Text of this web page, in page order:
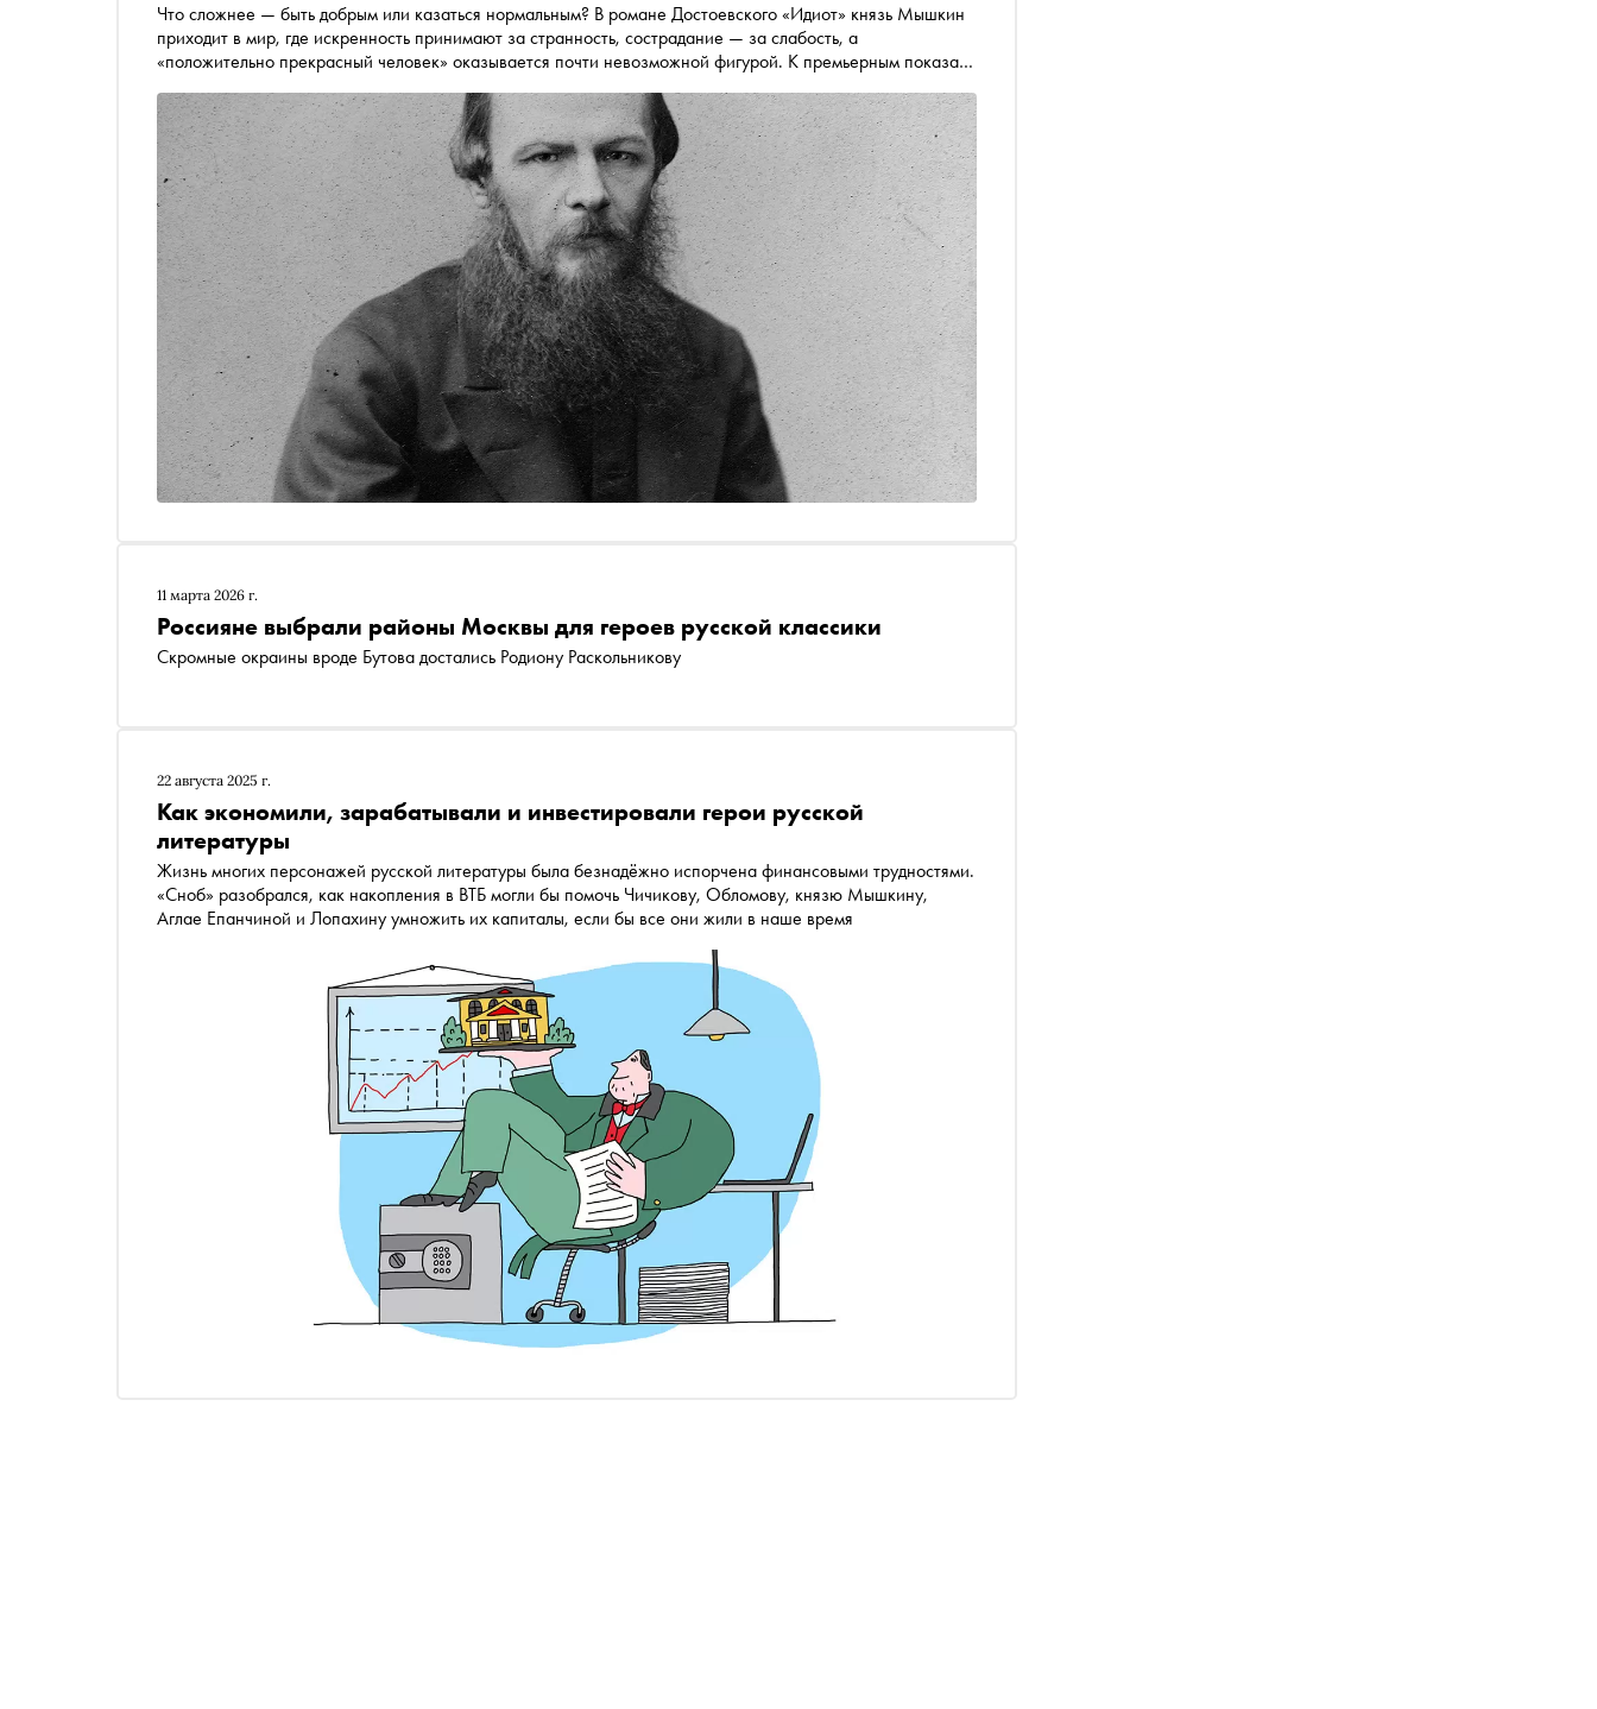
Что сложнее — быть добрым или казаться нормальным? В романе Достоевского «Идиот» князь Мышкин
приходит в мир, где искренность принимают за странность, сострадание — за слабость, а
«положительно прекрасный человек» оказывается почти невозможной фигурой. К премьерным показам
Пушкина, которые пройдут 13 и 14 мая, «Сноб» предлагает проверить, насколько хорошо вы помните
один из самых болезненных и точных романов русской литературы
11 марта 2026 г.
Россияне выбрали районы Москвы для героев русской классики
Скромные окраины вроде Бутова достались Родиону Раскольникову
22 августа 2025 г.
Как экономили, зарабатывали и инвестировали герои русской
литературы
Жизнь многих персонажей русской литературы была безнадёжно испорчена финансовыми трудностями.
«Сноб» разобрался, как накопления в ВТБ могли бы помочь Чичикову, Обломову, князю Мышкину,
Аглае Епанчиной и Лопахину умножить их капиталы, если бы все они жили в наше время